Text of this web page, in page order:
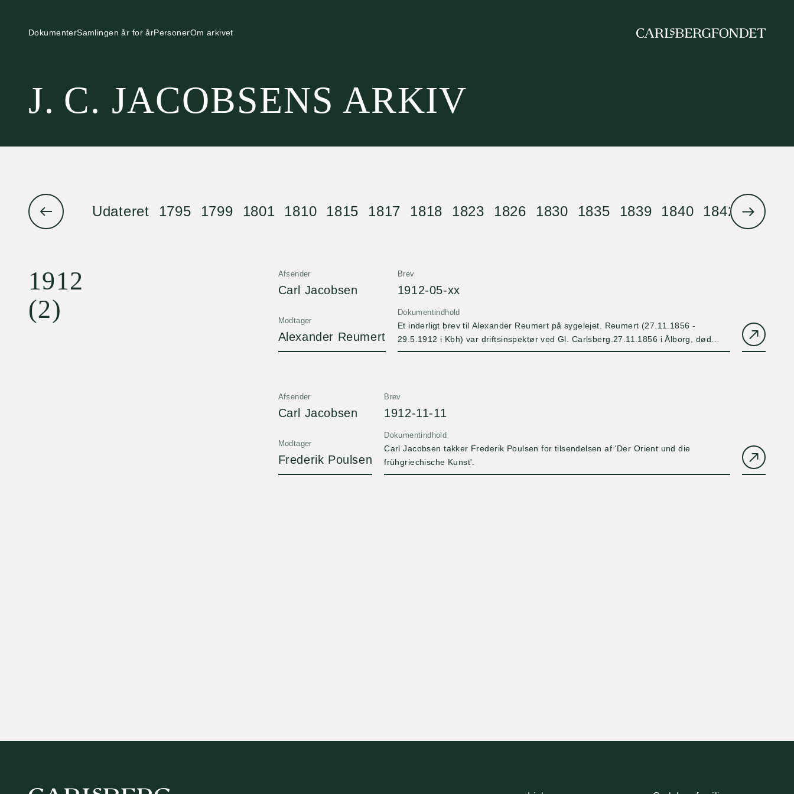
DokumenterSamlingen år for årPersonerOm arkivet
J. C. JACOBSENS ARKIV
Udateret 1795 1799 1801 1810 1815 1817 1818 1823 1826 1830 1835 1839 1840 1842 1844
1912
(2)
Afsender
Carl Jacobsen
Brev
1912-05-xx
Modtager
Alexander Reumert
Dokumentindhold
Et inderligt brev til Alexander Reumert på sygelejet. Reumert (27.11.1856 -
29.5.1912 i Kbh) var driftsinspektør ved Gl. Carlsberg.27.11.1856 i Ålborg, død
29.5.1912 i Kbh.
Afsender
Carl Jacobsen
Brev
1912-11-11
Modtager
Frederik Poulsen
Dokumentindhold
Carl Jacobsen takker Frederik Poulsen for tilsendelsen af 'Der Orient und die
frühgriechische Kunst'.